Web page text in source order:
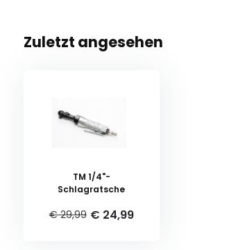
Zuletzt angesehen
TM 1/4"-
Schlagratsche
€ 29,99 € 24,99